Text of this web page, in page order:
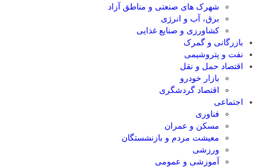
شهرک های صنعتی و مناطق آزاد
برق، آب و انرژی
کشاورزی و صنایع غذایی
بازرگانی و گمرک
نفت و پتروشیمی
اقتصاد حمل و نقل
بازار خودرو
اقتصاد گردشگری
اجتماعی
فناوری
مسکن و عمران
معیشت مردم و بازنشستگان
ورزشی
آموزشی و عمومی